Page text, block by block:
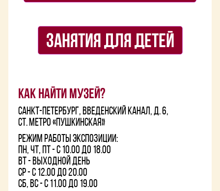
ЗАНЯТИЯ ДЛЯ ДЕТЕЙ
Как найти музей?
Санкт-Петербург, Введенский канал, д. 6,
cт. метро «Пушкинская»
Режим работы экспозиции:
ПН, ЧТ, ПТ - с 10.00 до 18.00
ВТ - Выходной день
СР - с 12.00 до 20.00
СБ, ВС - с 11.00 до 19.00